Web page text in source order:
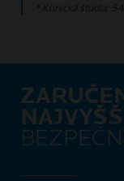
* Klinická štúdia: